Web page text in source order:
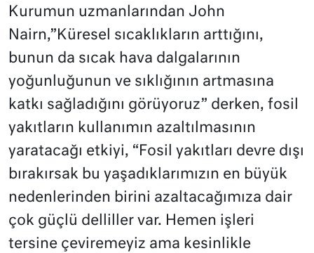
Kurumun uzmanlarından John
Nairn,”Küresel sıcaklıkların arttığını,
bunun da sıcak hava dalgalarının
yoğunluğunun ve sıklığının artmasına
katkı sağladığını görüyoruz” derken, fosil
yakıtların kullanımın azaltılmasının
yaratacağı etkiyi, “Fosil yakıtları devre dışı
bırakırsak bu yaşadıklarımızın en büyük
nedenlerinden birini azaltacağımıza dair
çok güçlü delliller var. Hemen işleri
tersine çeviremeyiz ama kesinlikle